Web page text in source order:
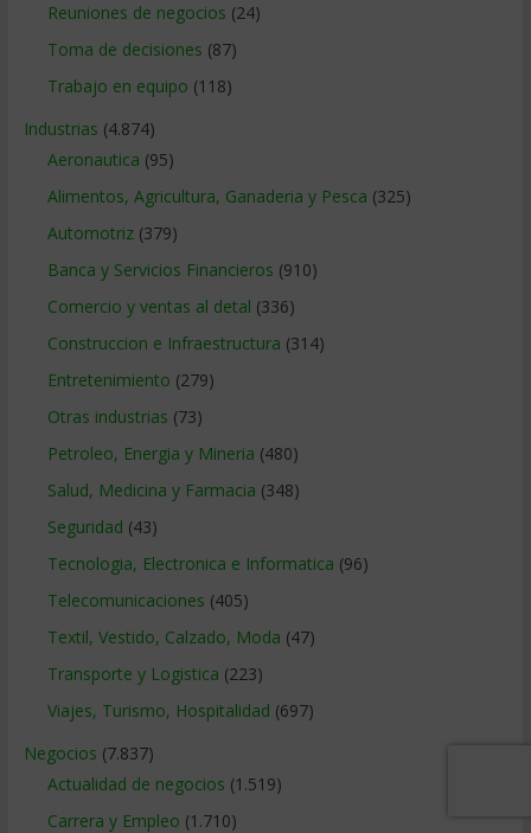
Reuniones de negocios (24)
Toma de decisiones (87)
Trabajo en equipo (118)
Industrias (4.874)
Aeronautica (95)
Alimentos, Agricultura, Ganaderia y Pesca (325)
Automotriz(379)
Banca y Servicios Financieros (910)
Comercio y ventas al detal (336)
Construccion e Infraestructura (314)
Entretenimiento (279)
Otras industrias (73)
Petroleo, Energia y Mineria (480)
Salud, Medicina y Farmacia (348)
Seguridad (43)
Tecnologia, Electronica e Informatica (96)
Telecomunicaciones (405)
Textil, Vestido, Calzado, Moda (47)
Transporte y Logistica (223)
Viajes, Turismo, Hospitalidad (697)
Negocios (7.837)
Actualidad de negocios (1.519)
Carrera y Empleo (1.710)